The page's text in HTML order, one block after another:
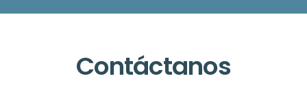
Contáctanos